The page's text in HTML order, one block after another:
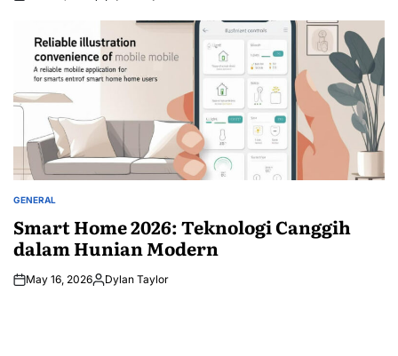
POSTED
GENERAL
Smart Home 2026: Teknologi Canggih
dalam Hunian Modern
May 16, 2026Posted
Dylan Taylor